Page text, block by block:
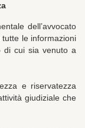
dell’avvocato
tutte le informazioni
di cui sia venuto a
e riservatezza
giudiziale che